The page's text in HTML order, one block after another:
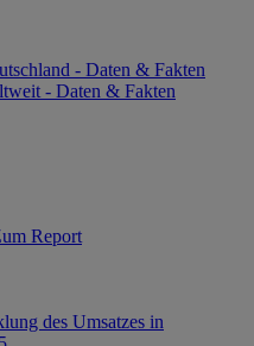
- Daten & Fakten
- Daten & Fakten
Report
des Umsatzes in